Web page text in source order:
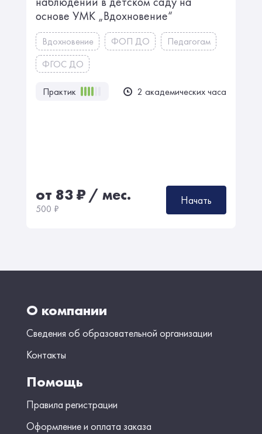
основе УМК „Вдохновение“
Вдохновение ФОП ДО
Педагогам
ФГОС ДО
Практик 2 академических часа
от 83₽/ мес.
500 ₽
Начать
О компании
Сведения об образовательной организации
Контакты
Помощь
Правила регистрации
Оформление и оплата заказа